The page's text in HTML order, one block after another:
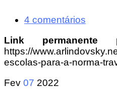
4 comentários
Link permanente
https://
escolas-para-a-norma-
Fev 07 2022